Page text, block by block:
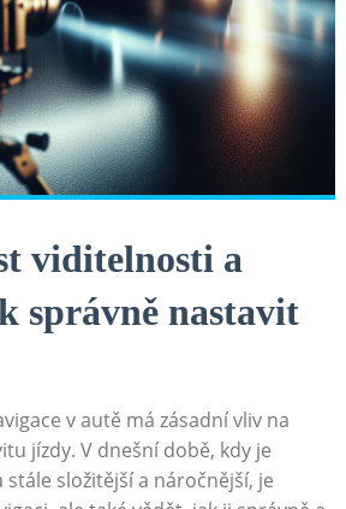
viditelnosti a
správně nastavit
v autě má zásadní vliv na
jízdy. V dnešní době, kdy ​je
složitější a náročnější, je